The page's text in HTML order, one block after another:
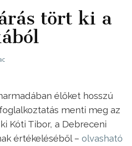
tört ki a
élőket hosszú
menti meg az
Kóti Tibor, a Debreceni
értékeléséből – olvasható